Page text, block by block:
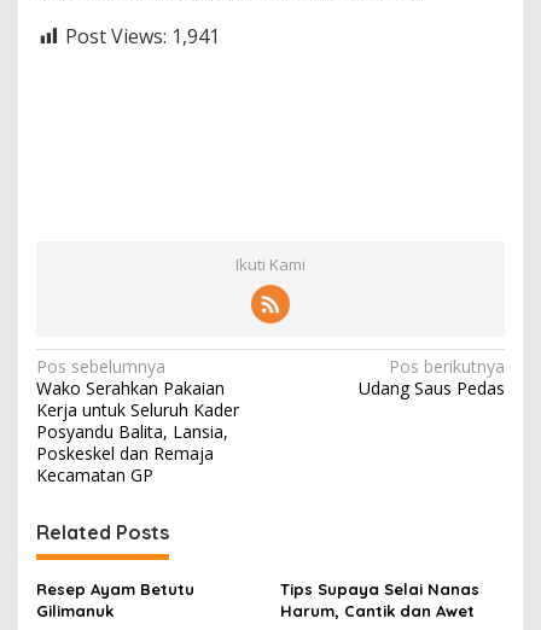
Post Views: 1,941
Ikuti Kami
N
a
v
i
a
s
i
Pos sebelumnya
Wako Serahkan Pakaian
Kerja untuk Seluruh Kader
Posyandu Balita, Lansia,
Poskeskel dan Remaja
Kecamatan GP
Pos berikutnya
Udang Saus Pedas
Related Posts
Resep Ayam Betutu
Gilimanuk
Tips Supaya Selai Nanas
Harum, Cantik dan Awet